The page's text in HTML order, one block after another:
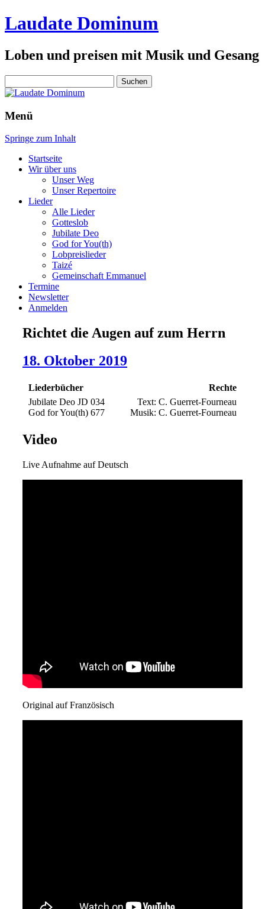
Laudate Dominum
Loben und preisen mit Musik und Gesang
nach:
Menü
Springe zum Inhalt
Startseite
Wir über uns
Unser Weg
Unser Repertoire
Lieder
Alle Lieder
Gotteslob
Jubilate Deo
God for You(th)
Lobpreislieder
Taizé
Gemeinschaft Emmanuel
Termine
Newsletter
Anmelden
Richtet die Augen auf zum Herrn
18. Oktober 2019
Liederbücher
Rechte
Jubilate Deo JD 034
God for You(th) 677
Text: C. Guerret-Fourneau
Musik: C. Guerret-Fourneau
Video
Live Aufnahme auf Deutsch
Original auf Französisch